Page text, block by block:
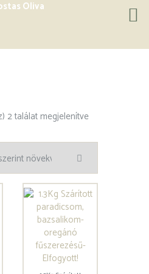
2 találat megjelenítve